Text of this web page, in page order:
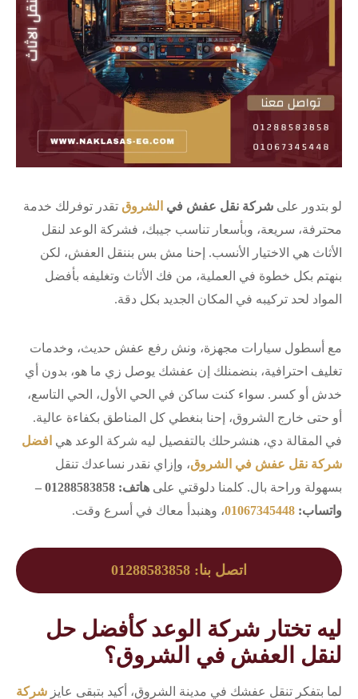
لو بتدور على شركة نقل عفش في الشروق تقدر توفرلك خدمة
محترفة، سريعة، وبأسعار تناسب جيبك، فشركة الوعد لنقل
الأثاث هي الاختيار الأنسب. إحنا مش بس بننقل العفش، لكن
بنهتم بكل خطوة في العملية، من فك الأثاث وتغليفه بأفضل
المواد لحد تركيبه في المكان الجديد بكل دقة.
مع أسطول سيارات مجهزة، ونش رفع عفش حديث، وخدمات
تغليف احترافية، بنضمنلك إن عفشك يوصل زي ما هو، بدون أي
خدش أو كسر. سواء كنت ساكن في الحي الأول، الحي التاسع،
أو حتى خارج الشروق، إحنا بنغطي كل المناطق بكفاءة عالية.
في المقالة دي، هنشرحلك بالتفصيل ليه شركة الوعد هي افضل
شركة نقل عفش في الشروق، وإزاي نقدر نساعدك تنقل
بسهولة وراحة بال. كلمنا دلوقتي على
هاتف: 01288583858 –
واتساب: 01067345448، وهنبدأ معاك في أسرع وقت.
اتصل بنا: 01288583858
ليه تختار شركة الوعد كأفضل حل
لنقل العفش في الشروق؟
لما بتفكر تنقل عفشك في مدينة الشروق، أكيد بتبقى عايز شركة